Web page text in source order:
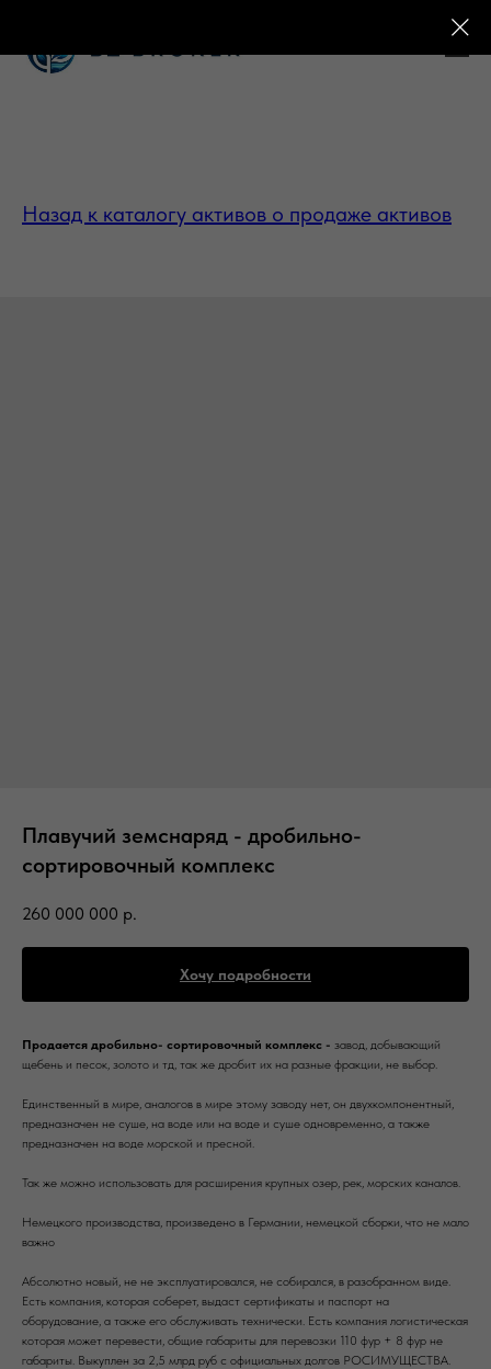
Назад к каталогу активов о продаже активов
Плавучий земснаряд - дробильно-
сортировочный комплекс
260 000 000 р.
Хочу подробности
Продается дробильно- сортировочный комплекс - завод, добывающий
щебень и песок, золото и тд, так же дробит их на разные фракции, не выбор.
Единственный в мире, аналогов в мире этому заводу нет, он двухкомпонентный,
предназначен не суше, на воде или на воде и суше одновременно, а также
предназначен на воде морской и пресной.
Так же можно использовать для расширения крупных озер, рек, морских каналов.
Немецкого производства, произведено в Германии, немецкой сборки, что не мало
важно
Абсолютно новый, не не эксплуатировался, не собирался, в разобранном виде.
Есть компания, которая соберет, выдаст сертификаты и паспорт на
оборудование, а также его обслуживать технически. Есть компания логистическая
которая может перевести, общие габариты для перевозки 110 фур + 8 фур не
габариты. Выкуплен за 2,5 млрд руб с официальных долгов РОСИМУЩЕСТВА.